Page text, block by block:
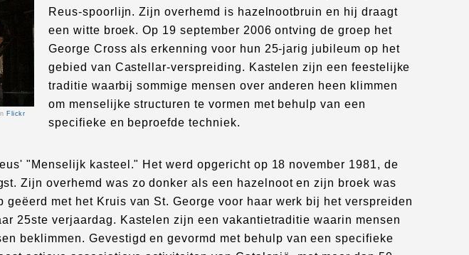
Flickr
Reus-spoorlijn. Zijn overhemd is hazelnootbruin en hij draagt
een witte broek. Op 19 september 2006 ontving de groep het
George Cross als erkenning voor hun 25-jarig jubileum op het
gebied van Castellar-verspreiding. Kastelen zijn een feestelijke
traditie waarbij sommige mensen over anderen heen klimmen
om menselijke structuren te vormen met behulp van een
specifieke en beproefde techniek.
"Menselijk kasteel." Het werd opgericht op 18 november 1981, de
Zijn overhemd was zo donker als een hazelnoot en zijn broek was
geëerd met het Kruis van St. George voor haar werk bij het verspreiden
25ste verjaardag. Kastelen zijn een vakantietraditie waarin mensen
beklimmen. Gevestigd en gevormd met behulp van een specifieke